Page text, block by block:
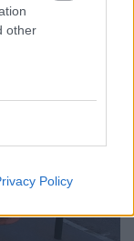
other
Policy